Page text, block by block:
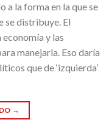
a la forma en la que se
se distribuye. El
y las
manejarla. Eso daría
que de ‘izquierda’
→